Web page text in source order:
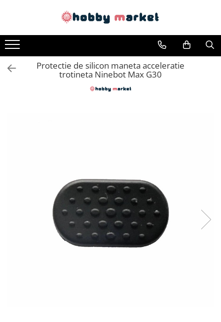
PET-G
Piese electrice si electronice
Piese mecanice
Pat printare
Cap printare
Protectie de silicon maneta acceleratie
trotineta Ninebot Max G30